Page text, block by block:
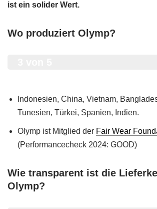
ist ein solider Wert.
Wo produziert Olymp?
Indonesien, China, Vietnam,
Tunesien, Türkei, Spanien, Indien.
Olymp ist Mitglied der Fair Wear
(Performancecheck 2024: GOOD)
Wie transparent ist die
Olymp?